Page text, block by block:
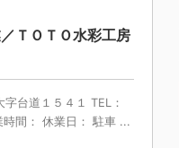
ＴＯＴＯ水彩工房
台道１５４１ TEL：
間： 休業日： 駐車 ...